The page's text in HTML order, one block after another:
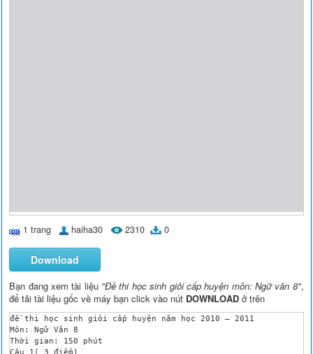
1 trang haiha30 2310 0
Download
Bạn đang xem tài liệu "Đề thi học sinh giỏi cấp huyện môn: Ngữ văn 8",
để tải tài liệu gốc về máy bạn click vào nút DOWNLOAD ở trên
đề thi học sinh giỏi cấp huyện năm học 2010 – 2011
Môn: Ngữ Văn 8
Thời gian: 150 phút
Câu 1( 3 điểm)